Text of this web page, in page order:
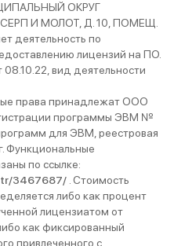
ОКРУГ
И МОЛОТ, Д. 10, ПОМЕЩ.
деятельность по
лицензий на ПО.
вид деятельности
права принадлежат ООО
программы ЭВМ №
для ЭВМ, реестровая
Функциональные
по ссылке:
3467687/ . Стоимость
либо как процент
лицензиатом от
как фиксированный
привлеченного с